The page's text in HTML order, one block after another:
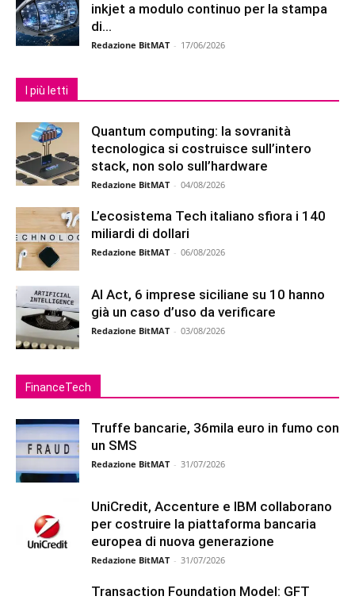
inkjet a modulo continuo per la stampa
di...
Redazione BitMAT - 17/06/2026
I più letti
Quantum computing: la sovranità
tecnologica si costruisce sull’intero
stack, non solo sull’hardware
Redazione BitMAT - 04/08/2026
L’ecosistema Tech italiano sfiora i 140
miliardi di dollari
Redazione BitMAT - 06/08/2026
AI Act, 6 imprese siciliane su 10 hanno
già un caso d’uso da verificare
Redazione BitMAT - 03/08/2026
FinanceTech
Truffe bancarie, 36mila euro in fumo con
un SMS
Redazione BitMAT - 31/07/2026
UniCredit, Accenture e IBM collaborano
per costruire la piattaforma bancaria
europea di nuova generazione
Redazione BitMAT - 31/07/2026
Transaction Foundation Model: GFT